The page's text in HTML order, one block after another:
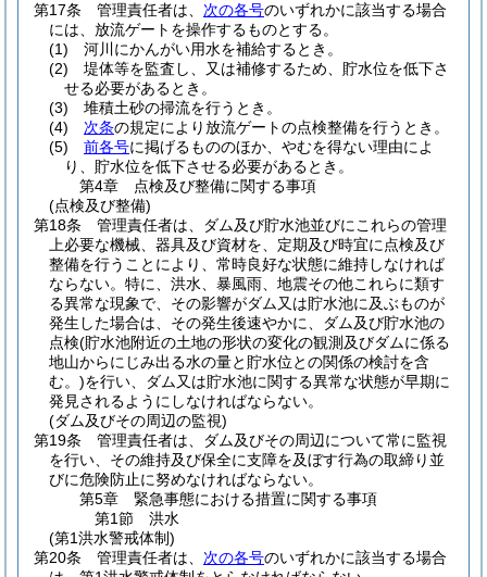
第17条
管理責任者は、 次の各号のいずれかに該当する場合
には、放流ゲートを操作するものとする。
(1)
河川にかんがい用水を補給するとき。
(2)
堤体等を監査し、又は補修するため、貯水位を低下さ
せる必要があるとき。
(3)
堆積土砂の掃流を行うとき。
(4)
次条の規定により放流ゲートの点検整備を行うとき。
(5)
前各号に掲げるもののほか、やむを得ない理由によ
り、貯水位を低下させる必要があるとき。
第4章
点検及び整備に関する事項
(点検及び整備)
第18条
管理責任者は、ダム及び貯水池並びにこれらの管理
上必要な機械、器具及び資材を、定期及び時宜に点検及び
整備を行うことにより、常時良好な状態に維持しなければ
ならない。 特に、洪水、暴風雨、地震その他これらに類す
る異常な現象で、その影響がダム又は貯水池に及ぶものが
発生した場合は、その発生後速やかに、ダム及び貯水池の
点検(貯水池附近の土地の形状の変化の観測及びダムに係る
地山からにじみ出る水の量と貯水位との関係の検討を含
む。)を行い、ダム又は貯水池に関する異常な状態が早期に
発見されるようにしなければならない。
(ダム及びその周辺の監視)
第19条
管理責任者は、ダム及びその周辺について常に監視
を行い、その維持及び保全に支障を及ぼす行為の取締り並
びに危険防止に努めなければならない。
第5章
緊急事態における措置に関する事項
第1節
洪水
(第1洪水警戒体制)
第20条
管理責任者は、 次の各号のいずれかに該当する場合